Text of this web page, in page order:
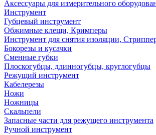
Аксессуары для измерительного
Инструмент
Губцевый инструмент
Обжимные клещи, Кримперы
Инструмент для снятия изоляции,
Бокорезы и кусачки
Сменные губки
Плоскогубцы, длинногубцы, круглогубцы
Режущий инструмент
Кабелерезы
Ножи
Ножницы
Скальпели
Запасные части для режущего инструмента
Ручной инструмент